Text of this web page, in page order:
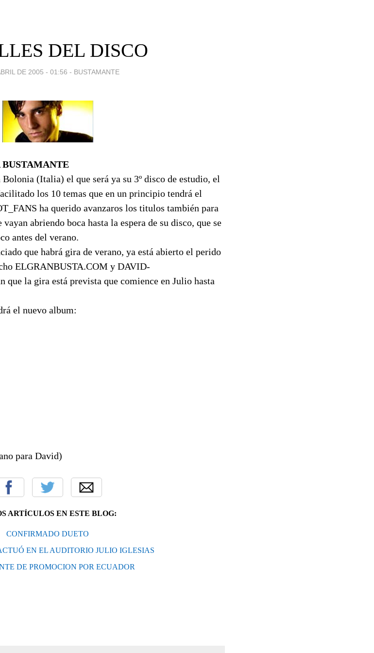
DEL DISCO
DE 2005 - 01:56 - BUSTAMANTE
(Italia) el que será ya su 3º disco de estudio, el
los 10 temas que en un principio tendrá el
ha querido avanzaros los titulos también para
abriendo boca hasta la espera de su disco, que se
antes del verano.
que habrá gira de verano, ya está abierto el perido
ELGRANBUSTA.COM y DAVID-
la gira está prevista que comience en Julio hasta
el nuevo album:
para David)
ARTÍCULOS EN ESTE BLOG:
CONFIRMADO DUETO
EN EL AUDITORIO JULIO IGLESIAS
DE PROMOCION POR ECUADOR